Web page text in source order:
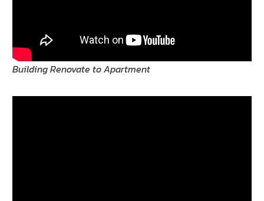
Building Renovate to Apartment